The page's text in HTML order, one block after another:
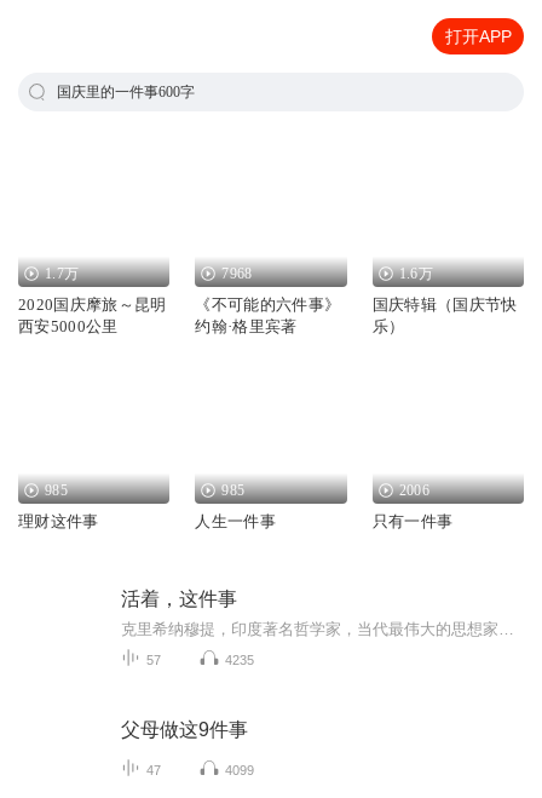
打开APP
国庆里的一件事600字
1.7万
2020国庆摩旅～昆明
西安5000公里
7968
《不可能的六件事》
约翰·格里宾著
1.6万
国庆特辑（国庆节快
乐）
985
理财这件事
985
人生一件事
2006
只有一件事
活着，这件事
57 4235
父母做这9件事
47 4099